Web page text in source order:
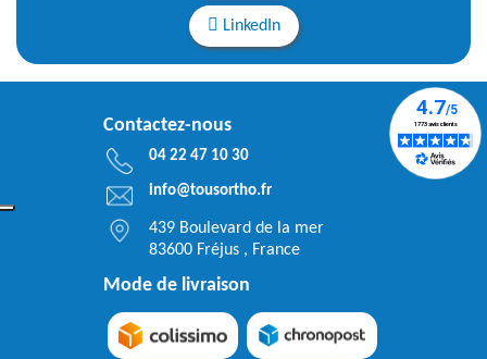
LinkedIn
Contactez-nous
04 22 47 10 30
info@tousortho.fr
439 Boulevard de la mer
83600 Fréjus , France
Mode de livraison